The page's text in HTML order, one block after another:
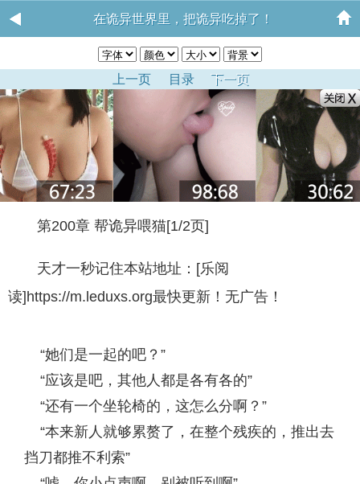
在诡异世界里，把诡异吃掉了！
上一页 目录 下一页
第200章 帮诡异喂猫[1/2页]
天才一秒记住本站地址：[乐阅
读]https://m.leduxs.org最快更新！无广告！
“她们是一起的吧？”
“应该是吧，其他人都是各有各的”
“还有一个坐轮椅的，这怎么分啊？”
“本来新人就够累赘了，在整个残疾的，推出去
挡刀都推不利索”